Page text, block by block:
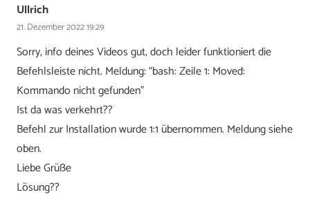
Ullrich
21. Dezember 2022 19:29
Sorry, info deines Videos gut, doch leider funktioniert die
Befehlsleiste nicht. Meldung: “bash: Zeile 1: Moved:
Kommando nicht gefunden”
Ist da was verkehrt??
Befehl zur Installation wurde 1:1 übernommen. Meldung siehe
oben.
Liebe Grüße
Lösung??